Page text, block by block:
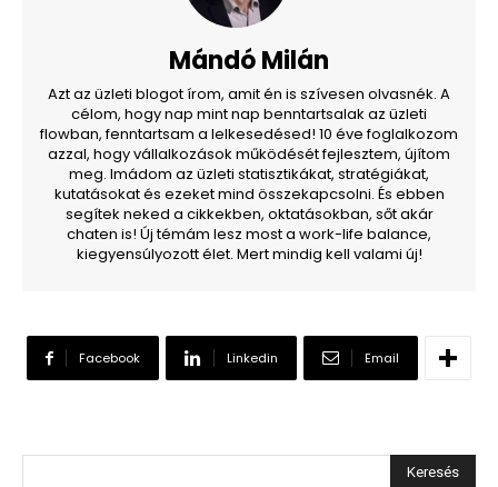
Mándó Milán
Azt az üzleti blogot írom, amit én is szívesen olvasnék. A
célom, hogy nap mint nap benntartsalak az üzleti
flowban, fenntartsam a lelkesedésed! 10 éve foglalkozom
azzal, hogy vállalkozások működését fejlesztem, újítom
meg. Imádom az üzleti statisztikákat, stratégiákat,
kutatásokat és ezeket mind összekapcsolni. És ebben
segítek neked a cikkekben, oktatásokban, sőt akár
chaten is! Új témám lesz most a work-life balance,
kiegyensúlyozott élet. Mert mindig kell valami új!
Facebook Linkedin Email
Keresés